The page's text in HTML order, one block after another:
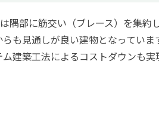
隅部に筋交い（ブレース）を集約
も見通しが良い建物となっていま
建築工法によるコストダウンも実